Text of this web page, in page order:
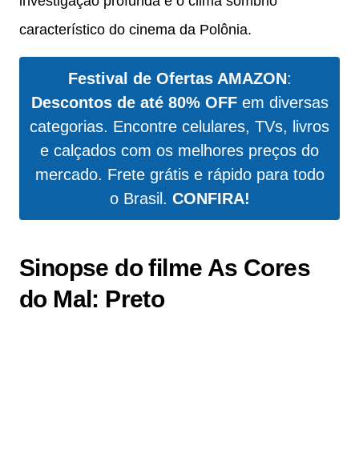
característico do cinema da Polônia.
Festival de Ofertas AMAZON:
Descontos de até 80% OFFem diversas
categorias. Encontre celulares, TVs, livros
e calçados com os melhores preços do
mercado. Frete grátis e rápido para todo
o Brasil. CONFIRA!
Sinopse do filme As Cores
do Mal: Preto